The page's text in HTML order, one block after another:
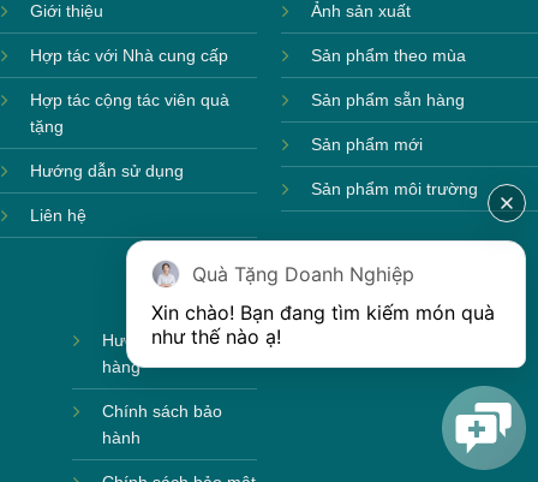
Giới thiệu
Hợp tác với Nhà cung cấp
Hợp tác cộng tác viên quà
tặng
Hướng dẫn sử dụng
Liên hệ
Ảnh sản xuất
Sản phẩm theo mùa
Sản phẩm sẵn hàng
Sản phẩm mới
Sản phẩm môi trường
Hướng dẫn mua
hàng
Chính sách bảo
hành
Quà Tặng Doanh Nghiệp
Xin chào! Bạn đang tìm kiếm món quà
như thế nào ạ!